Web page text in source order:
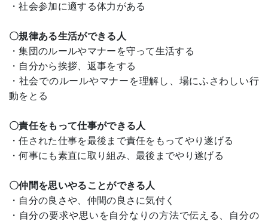
・社会参加に適する体力がある
〇規律ある生活ができる人
・集団のルールやマナーを守って生活する
・自分から挨拶、返事をする
・社会でのルールやマナーを理解し、場にふさわしい行
動をとる
〇責任をもって仕事ができる人
・任された仕事を最後まで責任をもってやり遂げる
・何事にも素直に取り組み、最後までやり遂げる
〇仲間を思いやることができる人
・自分の良さや、仲間の良さに気付く
・自分の要求や思いを自分なりの方法で伝える、自分の